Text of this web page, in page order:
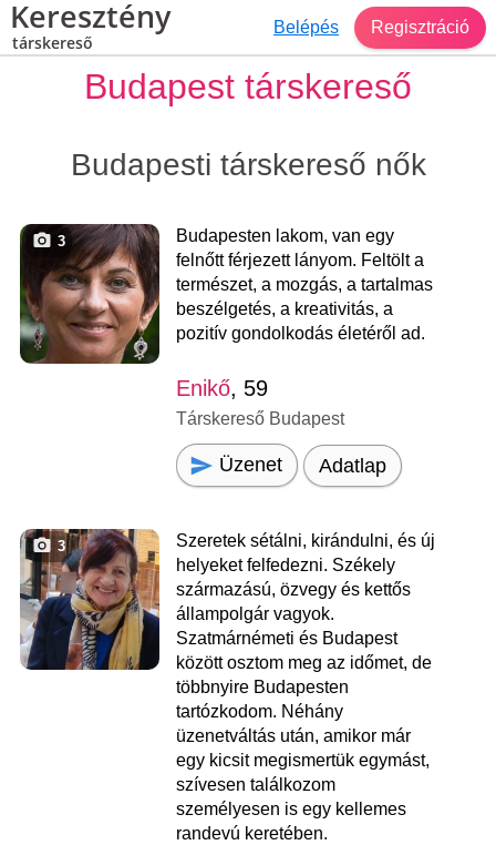
Keresztény
társkereső
Belépés Regisztráció
Budapest társkereső
Budapesti társkereső nők
3
Budapesten lakom, van egy
felnőtt férjezett lányom. Feltölt a
természet, a mozgás, a tartalmas
beszélgetés, a kreativitás, a
pozitív gondolkodás életéről ad.
Enikő, 59
Társkereső Budapest
Üzenet Adatlap
3
Szeretek sétálni, kirándulni, és új
helyeket felfedezni. Székely
származású, özvegy és kettős
állampolgár vagyok.
Szatmárnémeti és Budapest
között osztom meg az időmet, de
többnyire Budapesten
tartózkodom. Néhány
üzenetváltás után, amikor már
egy kicsit megismertük egymást,
szívesen találkozom
személyesen is egy kellemes
randevú keretében.